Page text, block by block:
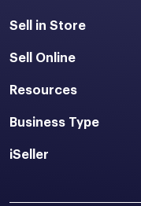
Sell in Store
Sell Online
Resources
Business Type
iSeller